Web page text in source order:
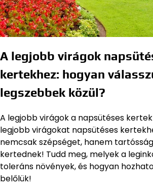
A legjobb virágok
kertekhez: hogyan
legszebbek közül?
A legjobb virágok a napsütéses
legjobb virágokat napsütéses
nemcsak szépséget, hanem
kertednek! Tudd meg, melyek a
toleráns növények, és hogyan
belőlük!